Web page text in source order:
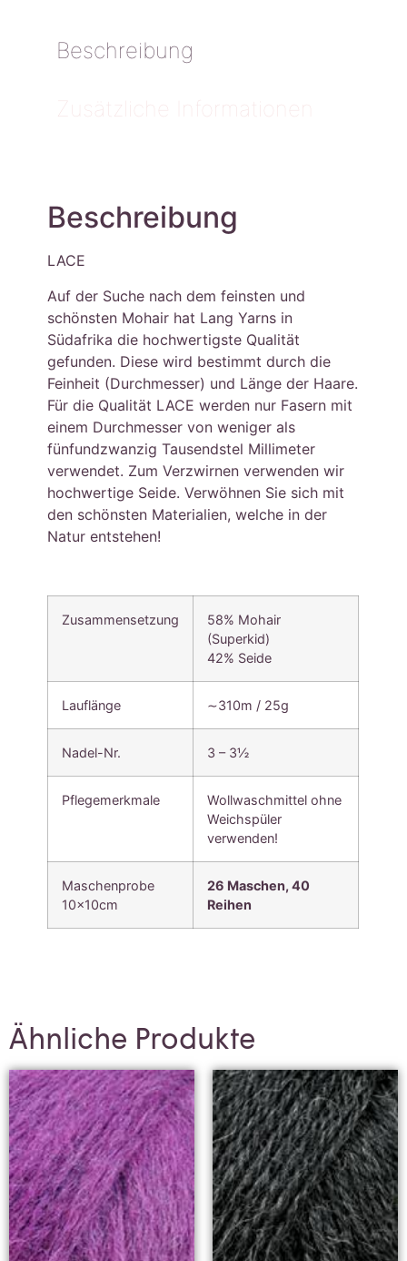
Beschreibung
Zusätzliche Informationen
Beschreibung
LACE
Auf der Suche nach dem feinsten und
schönsten Mohair hat Lang Yarns in
Südafrika die hochwertigste Qualität
gefunden. Diese wird bestimmt durch die
Feinheit (Durchmesser) und Länge der Haare.
Für die Qualität LACE werden nur Fasern mit
einem Durchmesser von weniger als
fünfundzwanzig Tausendstel Millimeter
verwendet. Zum Verzwirnen verwenden wir
hochwertige Seide. Verwöhnen Sie sich mit
den schönsten Materialien, welche in der
Natur entstehen!
Zusammensetzung
58% Mohair
(Superkid)
42% Seide
Lauflänge ∼310m / 25g
Nadel-Nr. 3 – 3½
Pflegemerkmale
Wollwaschmittel ohne
Weichspüler
verwenden!
Maschenprobe
10x10cm
26 Maschen,40
Reihen
Ähnliche Produkte